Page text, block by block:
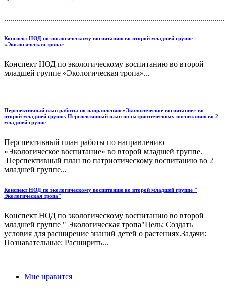
Конспект НОД по экологическому воспитанию во второй младшей группе
«Экологическая тропа»
Конспект НОД по экологическому воспитанию во второй
младшей группе «Экологическая тропа»...
Перспективный план работы по направлению «Экологическое воспитание» во
второй младшей группе. Перспективный план по патриотическому воспитанию во 2
младшей группе
Перспективный план работы по направлению
«Экологическое воспитание» во второй младшей группе.
Перспективный план по патриотическому воспитанию во 2
младшей группе...
Конспект НОД по экологическому воспитанию во второй младшей группе "
Экологическая тропа"
Конспект НОД по экологическому воспитанию во второй
младшей группе " Экологическая тропа"Цель: Создать
условия для расширение знаний детей о растениях.Задачи:
Познавательные: Расширить...
Мне нравится